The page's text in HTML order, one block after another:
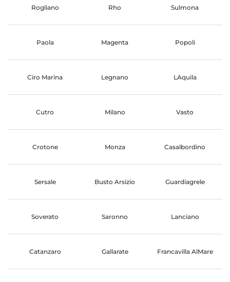
Rogliano Rho Sulmona
Paola Magenta Popoli
Ciro Marina Legnano LAquila
Cutro Milano Vasto
Crotone Monza Casalbordino
Sersale Busto Arsizio Guardiagrele
Soverato Saronno Lanciano
Catanzaro Gallarate Francavilla AlMare